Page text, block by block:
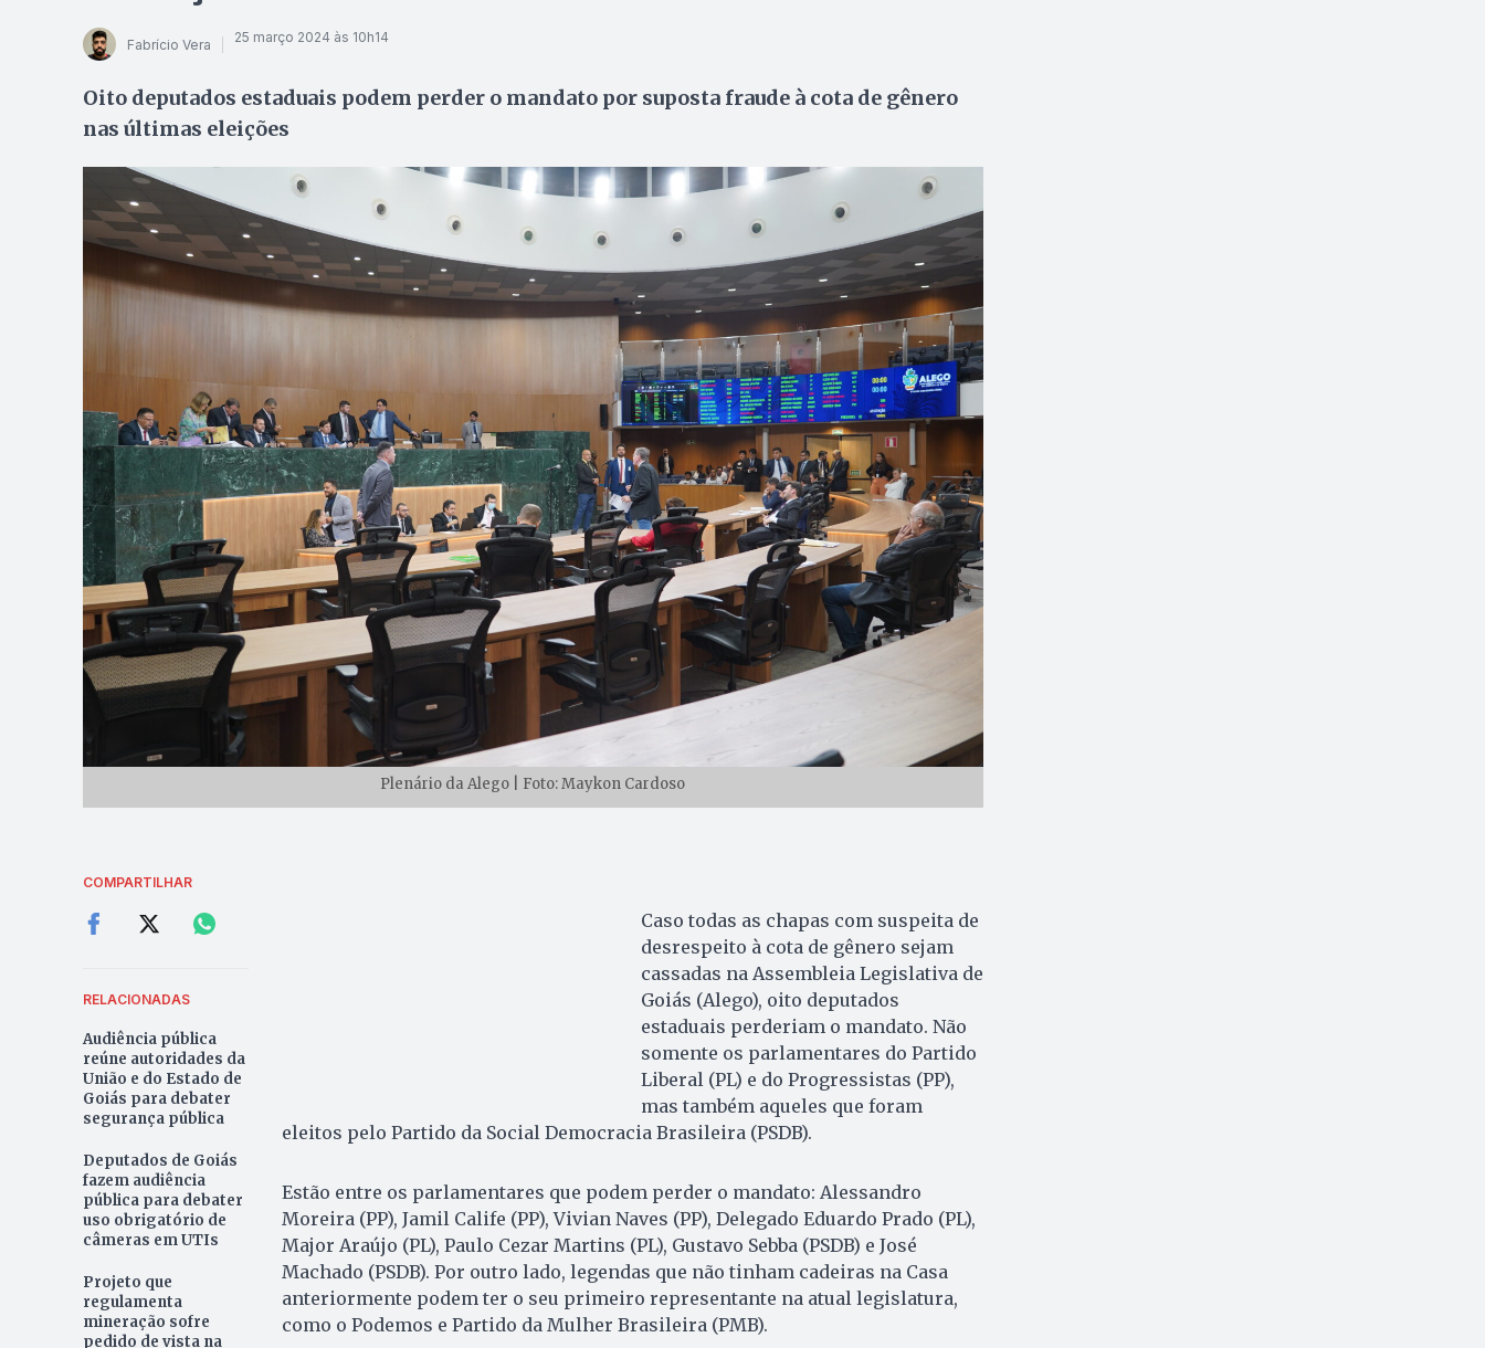
Fabrício Vera 25 março 2024 às 10h14
Oito deputados estaduais podem perder o mandato por suposta fraude à cota de gênero
nas últimas eleições
Plenário da Alego | Foto: Maykon Cardoso
COMPARTILHAR
RELACIONADAS
Audiência pública
reúne autoridades da
União e do Estado de
Goiás para debater
segurança pública
Deputados de Goiás
fazem audiência
pública para debater
uso obrigatório de
câmeras em UTIs
Projeto que
regulamenta
mineração sofre
pedido de vista na
Caso todas as chapas com suspeita de
desrespeito à cota de gênero sejam
cassadas na Assembleia Legislativa de
Goiás (Alego), oito deputados
estaduais perderiam o mandato. Não
somente os parlamentares do Partido
Liberal (PL) e do Progressistas (PP),
mas também aqueles que foram
eleitos pelo Partido da Social Democracia Brasileira (PSDB).
Estão entre os parlamentares que podem perder o mandato: Alessandro
Moreira (PP), Jamil Calife (PP), Vivian Naves (PP), Delegado Eduardo Prado (PL),
Major Araújo (PL), Paulo Cezar Martins (PL), Gustavo Sebba (PSDB) e José
Machado (PSDB). Por outro lado, legendas que não tinham cadeiras na Casa
anteriormente podem ter o seu primeiro representante na atual legislatura,
como o Podemos e Partido da Mulher Brasileira (PMB).